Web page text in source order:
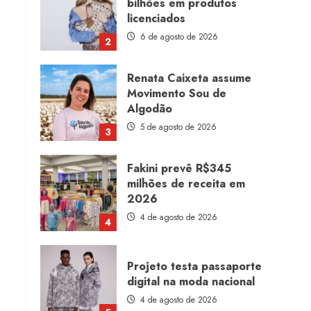
2
bilhões em produtos
licenciados
6 de agosto de 2026
3
Renata Caixeta assume
Movimento Sou de
Algodão
5 de agosto de 2026
4
Fakini prevê R$345
milhões de receita em
2026
4 de agosto de 2026
Projeto testa passaporte
digital na moda nacional
4 de agosto de 2026